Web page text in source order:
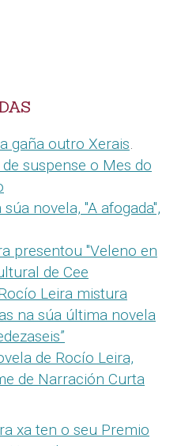
gaña outro Xerais.
suspense o Mes do
novela, "A afogada",
presentou "Veleno en
de Cee
Leira mistura
na súa última novela
de Rocío Leira,
de Narración Curta
xa ten o seu Premio